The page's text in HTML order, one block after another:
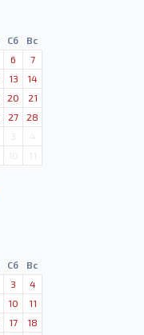
Сб
Вс
6
7
13
14
20
21
27
28
3
4
10 11
Сб
Вс
3
4
10
11
17
18